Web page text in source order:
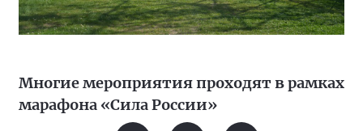
Многие мероприятия проходят в рамках
марафона «Сила России»